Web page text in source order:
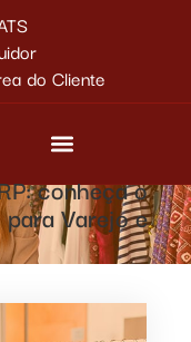
do Cliente
conheça o
Varejo e